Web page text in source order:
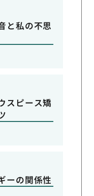
と私の不思
スピース矯
ーの関係性